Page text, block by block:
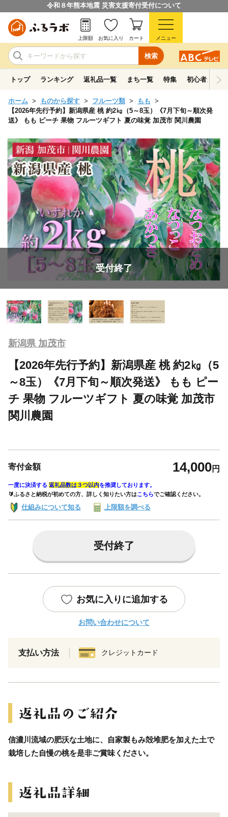
令和８年熊本地震 災害支援寄付受付について
検索
上限額 お気に入り カート メニュー
トップ ランキング 返礼品一覧 まち一覧 特集 初心者ガイド
ホーム ものから探す フルーツ類
もも
【2026年先行予約】新潟県産 桃 約2㎏（5～8玉）《7月下旬～順次発
送》 もも ピーチ 果物 フルーツギフト 夏の味覚 加茂市 関川農園
受付終了
新潟県 加茂市
【2026年先行予約】新潟県産 桃 約2㎏（5
～8玉）《7月下旬～順次発送》 もも ピー
チ 果物 フルーツギフト 夏の味覚 加茂市
関川農園
寄付金額 14,000円
一度に決済する 返礼品数は３つ以内を推奨しております。
🔰ふるさと納税が初めての方、詳しく知りたい方はこちらでご確認ください。
仕組みについて知る 上限額を調べる
受付終了
お気に入りに追加する
お問い合わせについて
支払い方法 クレジットカード
信濃川流域の肥沃な土地に、自家製もみ殻堆肥を加えた土で
栽培した自慢の桃を是非ご賞味ください。